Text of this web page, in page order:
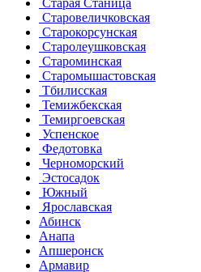
Старовеличковская
Старокорсунская
Старолеушковская
Староминская
Старомышастовская
Тбилисская
Темижбекская
Темиргоевская
Успенское
Федотовка
Черноморский
Эстосадок
Южный
Ярославская
Абинск
Анапа
Апшеронск
Армавир